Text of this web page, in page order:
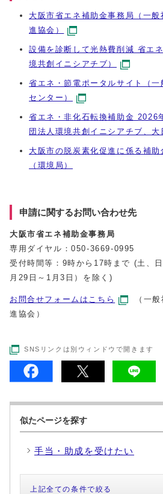
大阪市省エネ補助金事務局（一
進協会）
設備を診断して光熱費削減 省エ
境共創イニシアチブ）
省エネ・節電ポータルサイト（
センター）
省エネ・非化石転換補助金 2026
団法人環境共創イニシアチブ、大
大阪市の脱炭素化促進に係る補
（環境局）
申請に関するお問い合わせ先
大阪市省エネ補助金事務局
専用ダイヤル：050-3669-0995
受付時間等：9時から17時まで (土、
月29日～1月3日）を除く)
お問合せフォームはこちら
（一
進協会）
SNSリンクは別ウィンドウで開きます
似たページを探す
手当・助成を受けたい
上記全ての条件で絞る